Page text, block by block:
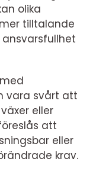
olika
tilltalande
vara svårt att
eller
att
eller
krav.